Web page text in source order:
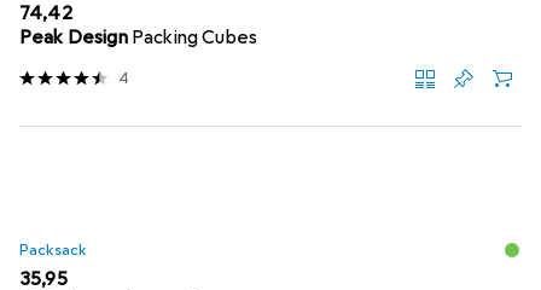
EUR
74,42
Peak Design Packing Cubes
4
Packsack
EUR
35,95